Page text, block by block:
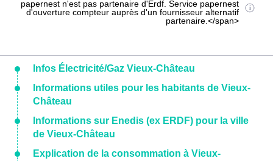
papernest n'est pas partenaire d'Erdf. Service papernest
d'ouverture compteur auprès d'un fournisseur alternatif
partenaire.</span>
Infos Électricité/Gaz Vieux-Château
Informations utiles pour les habitants de Vieux-
Château
Informations sur Enedis (ex ERDF) pour la ville
de Vieux-Château
Explication de la consommation à Vieux-